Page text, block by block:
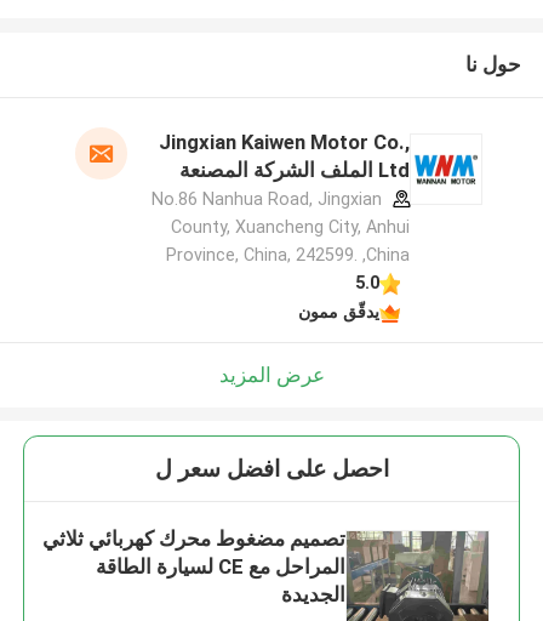
حول نا
Jingxian Kaiwen Motor Co.,
Ltd الملف الشركة المصنعة
No.86 Nanhua Road, Jingxian
County, Xuancheng City, Anhui
Province, China, 242599. ,China
5.0
يدقّق ممون
عرض المزيد
احصل على افضل سعر ل
تصميم مضغوط محرك كهربائي ثلاثي
المراحل مع CE لسيارة الطاقة
الجديدة